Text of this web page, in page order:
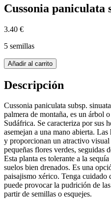
Cussonia paniculata
3.40 €
5 semillas
Añadir al carrito
Descripción
Cussonia paniculata subsp.
palmera de montaña, es un árbol
Sudáfrica. Se caracteriza por sus
asemejan a una mano abierta.
y proporcionan un atractivo
pequeñas flores verdes, seguidas
Esta planta es tolerante a la
suelos bien drenados. Es una
paisajismo xérico. Tenga cuidado
puede provocar la pudrición de
partir de semillas o esquejes.